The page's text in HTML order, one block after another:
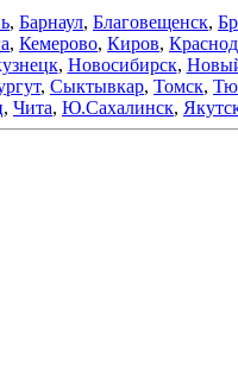
, Барнаул, Благовещенск,
, Кемерово, Киров,
, Новосибирск,
, Сыктывкар, Томск,
, Чита, Ю.Сахалинск,